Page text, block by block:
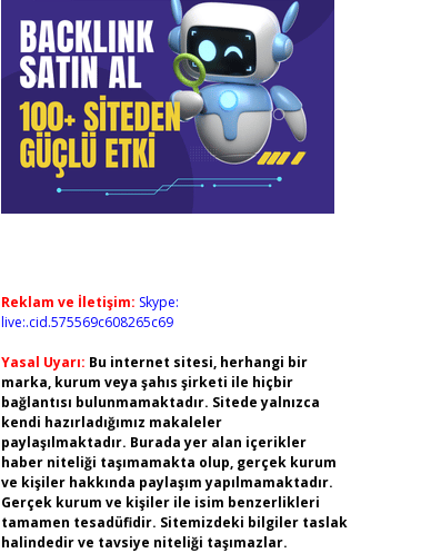
Reklam ve İletişim: Skype:
live:.cid.575569c608265c69
Yasal Uyarı: Bu internet sitesi, herhangi bir
marka, kurum veya şahıs şirketi ile hiçbir
bağlantısı bulunmamaktadır. Sitede yalnızca
kendi hazırladığımız makaleler
paylaşılmaktadır. Burada yer alan içerikler
haber niteliği taşımamakta olup, gerçek kurum
ve kişiler hakkında paylaşım yapılmamaktadır.
Gerçek kurum ve kişiler ile isim benzerlikleri
tamamen tesadüfidir. Sitemizdeki bilgiler taslak
halindedir ve tavsiye niteliği taşımazlar.